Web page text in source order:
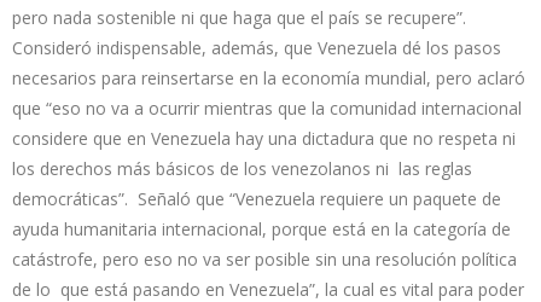
pero nada sostenible ni que haga que el país se recupere”.
Consideró indispensable, además, que Venezuela dé los pasos
necesarios para reinsertarse en la economía mundial, pero aclaró
que “eso no va a ocurrir mientras que la comunidad internacional
considere que en Venezuela hay una dictadura que no respeta ni
los derechos más básicos de los venezolanos ni las reglas
democráticas”. Señaló que “Venezuela requiere un paquete de
ayuda humanitaria internacional, porque está en la categoría de
catástrofe, pero eso no va ser posible sin una resolución política
de lo que está pasando en Venezuela”, la cual es vital para poder